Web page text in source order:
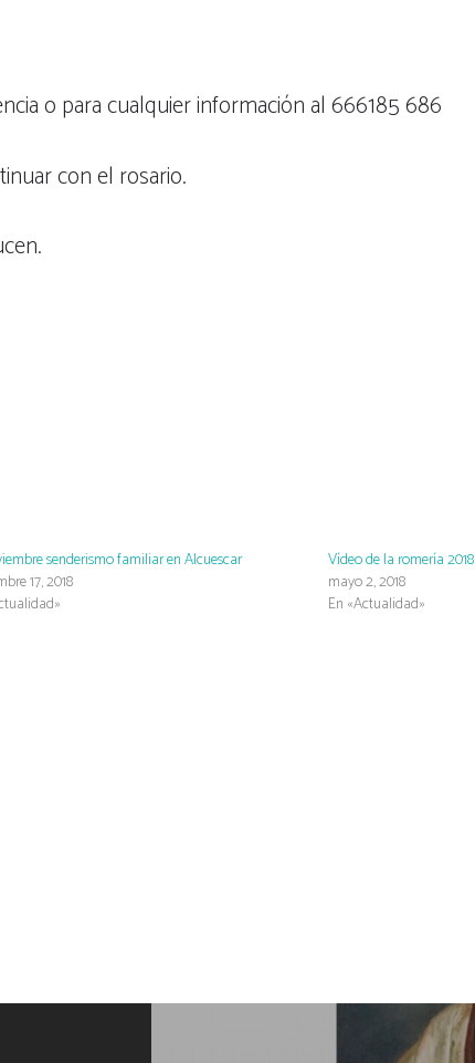
o para cualquier información al 666185 686
con el rosario.
senderismo familiar en Alcuescar
17, 2018
Vídeo de la romería 2018
mayo 2, 2018
En «Actualidad»